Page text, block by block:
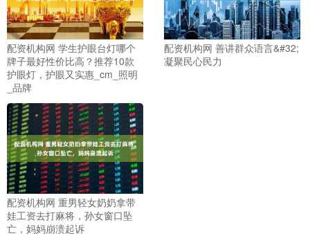
配资机构网 学生护眼台灯哪个
牌子最好性价比高？推荐10款
护眼灯，护眼又实惠_cm_照明
_品牌
配资机构网 善讲群众语言&#32;
凝聚民心民力
配资机构网 重男轻女奶奶拿带
娃工资去打麻将，孙女窗口坠
亡，妈妈崩溃起诉